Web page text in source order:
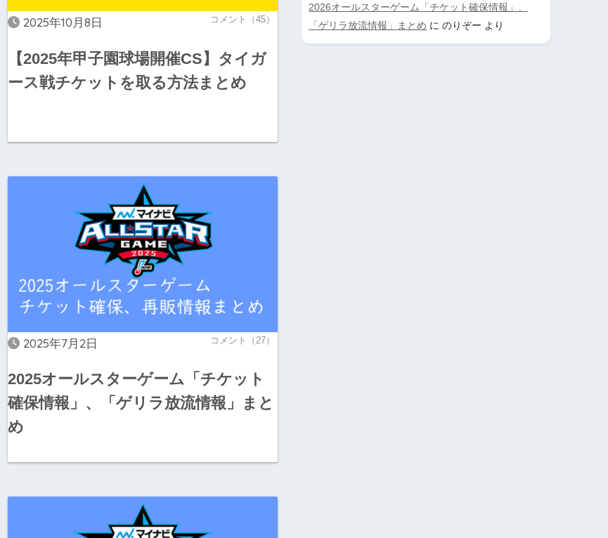
2025年10月8日 コメント（45）
【2025年甲子園球場開催CS】タイガ
ース戦チケットを取る方法まとめ
2025年7月2日 コメント（27）
2025オールスターゲーム「チケット
確保情報」、「ゲリラ放流情報」まと
め
2026オールスターゲーム「チケット確保情報」、
「ゲリラ放流情報」まとめ に のりぞー より